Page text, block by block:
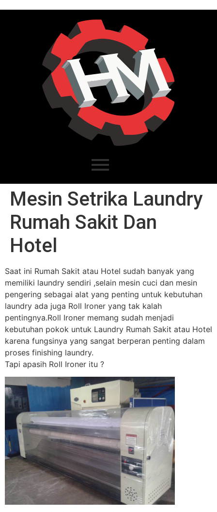
Mesin Setrika Laundry
Rumah Sakit Dan
Hotel
Saat ini Rumah Sakit atau Hotel sudah banyak yang
memiliki laundry sendiri ,selain mesin cuci dan mesin
pengering sebagai alat yang penting untuk kebutuhan
laundry ada juga Roll Ironer yang tak kalah
pentingnya.Roll Ironer memang sudah menjadi
kebutuhan pokok untuk Laundry Rumah Sakit atau Hotel
karena fungsinya yang sangat berperan penting dalam
proses finishing laundry.
Tapi apasih Roll Ironer itu ?